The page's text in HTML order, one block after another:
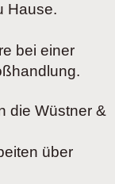
Hause.
bei einer
die Wüstner &
über